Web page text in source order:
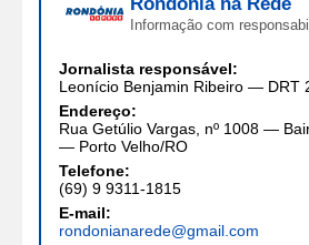
Informação com
Jornalista responsável:
Leonício Benjamin Ribeiro — DRT
Endereço:
Rua Getúlio Vargas, nº 1008 —
— Porto Velho/RO
Telefone:
(69) 9 9311-1815
E-mail:
rondonianarede@gmail.com